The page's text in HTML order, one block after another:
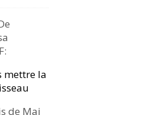
mettre la
de Mai